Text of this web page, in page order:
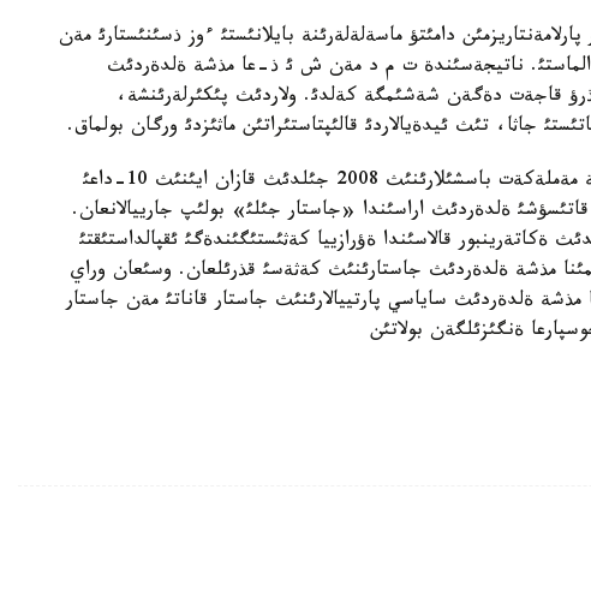
دامئتؤ ماسةلةلةرئنة بايلانئستئ ءوز ذسئنئستارئ مةن
الماستئ. ناتيجةسئندة ت م د مةن ش ئ ذ-عا مذشة ةلدةردئث
قذرؤ قاجةت دةگةن شةشئمگة كةلدئ. ولاردئث پئكئرلةرئنشة،
جاثا، تئث ئيدةيالاردئ قالئپتاستئراتئن ماثئزدئ ورگان بولماق.
ةستةرئثئزگة سالا كةتةيئك، ت م د-عا مذشة مةملةكةت باسشئلارئنئث 2008 جئلدئث قازان ايئنئث 10-داعئ
ةلدةردئث اراسئندا «جاستار جئلئ» بولئپ جارييالانعان.
مامئر ايئنئث 4-دة رةسةيدئث ةكاتةرينبور قالاسئندا ةؤرازييا كةثئستئگئندةگئ ئقپالداستئقتئ
مذشة ةلدةردئث جاستارئنئث كةثةسئ قذرئلعان. وسئعان وراي
ةلدةردئث ساياسي پارتييالارئنئث جاستار قاناتئ مةن جاستار
ةنگئزئلگةن بولاتئن